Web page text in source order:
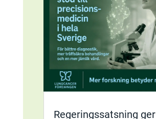
Regeringssatsning ger